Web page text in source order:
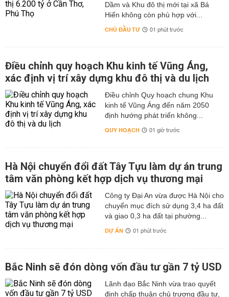
Dầm và Khu đô thị mới tại xã Bá
Hiến không còn phù hợp với...
CHỦ ĐẦU TƯ 01 phút trước
Điều chỉnh quy hoạch Khu kinh tế Vũng Áng,
xác định vị trí xây dựng khu đô thị và du lịch
Điều chỉnh Quy hoạch chung Khu
kinh tế Vũng Áng đến năm 2050
định hướng phát triển không...
QUY HOẠCH 01 giờ trước
Hà Nội chuyển đổi đất Tây Tựu làm dự án trung
tâm văn phòng kết hợp dịch vụ thương mại
Công ty Đại An vừa được Hà Nội cho
chuyển mục đích sử dụng 3,4 ha đất
và giao 0,3 ha đất tại phường...
DỰ ÁN 01 phút trước
Bắc Ninh sẽ đón dòng vốn đầu tư gần 7 tỷ USD
Lãnh đạo Bắc Ninh vừa trao quyết
định chấp thuận chủ trương đầu tư,